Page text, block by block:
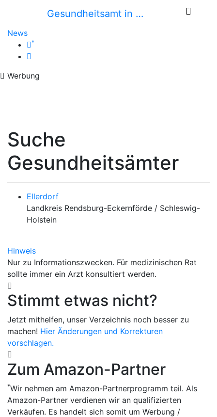
Gesundheitsamt in …
News
*
Werbung
Suche
Gesundheitsämter
Ellerdorf
Landkreis Rendsburg-Eckernförde / Schleswig-
Holstein
Hinweis
Nur zu Informationszwecken. Für medizinischen Rat
sollte immer ein Arzt konsultiert werden.
Stimmt etwas nicht?
Jetzt mithelfen, unser Verzeichnis noch besser zu
machen! Hier Änderungen und Korrekturen
vorschlagen.
Zum Amazon-Partner
*Wir nehmen am Amazon-Partnerprogramm teil. Als
Amazon-Partner verdienen wir an qualifizierten
Verkäufen. Es handelt sich somit um Werbung /